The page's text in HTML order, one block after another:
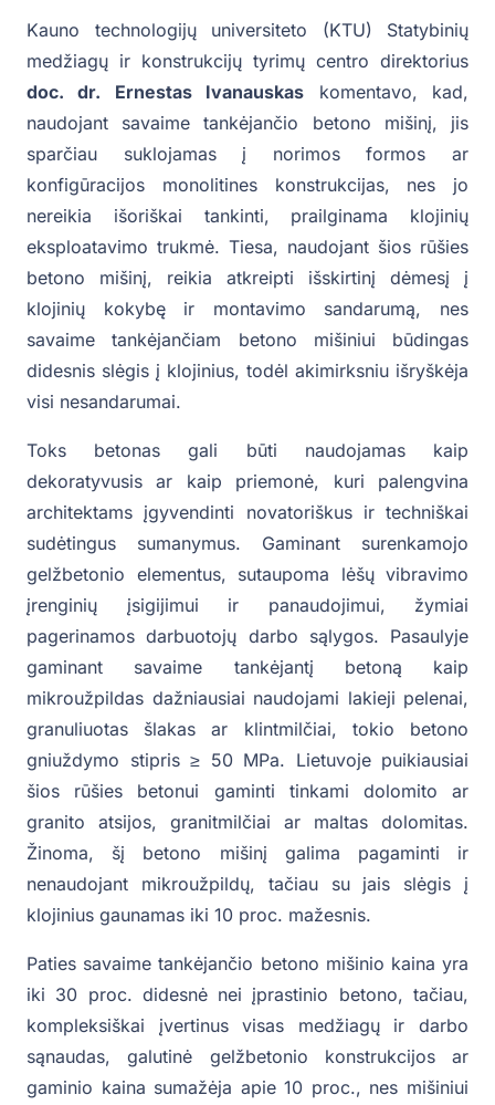
Kauno technologijų universiteto (KTU) Statybinių
medžiagų ir konstrukcijų tyrimų centro direktorius
doc. dr. Ernestas Ivanauskas komentavo, kad,
naudojant savaime tankėjančio betono mišinį, jis
sparčiau suklojamas į norimos formos ar
konfigūracijos monolitines konstrukcijas, nes jo
nereikia išoriškai tankinti, prailginama klojinių
eksploatavimo trukmė. Tiesa, naudojant šios rūšies
betono mišinį, reikia atkreipti išskirtinį dėmesį į
klojinių kokybę ir montavimo sandarumą, nes
savaime tankėjančiam betono mišiniui būdingas
didesnis slėgis į klojinius, todėl akimirksniu išryškėja
visi nesandarumai.
Toks betonas gali būti naudojamas kaip
dekoratyvusis ar kaip priemonė, kuri palengvina
architektams įgyvendinti novatoriškus ir techniškai
sudėtingus sumanymus. Gaminant surenkamojo
gelžbetonio elementus, sutaupoma lėšų vibravimo
įrenginių įsigijimui ir panaudojimui, žymiai
pagerinamos darbuotojų darbo sąlygos. Pasaulyje
gaminant savaime tankėjantį betoną kaip
mikroužpildas dažniausiai naudojami lakieji pelenai,
granuliuotas šlakas ar klintmilčiai, tokio betono
gniuždymo stipris ≥ 50 MPa. Lietuvoje puikiausiai
šios rūšies betonui gaminti tinkami dolomito ar
granito atsijos, granitmilčiai ar maltas dolomitas.
Žinoma, šį betono mišinį galima pagaminti ir
nenaudojant mikroužpildų, tačiau su jais slėgis į
klojinius gaunamas iki 10 proc. mažesnis.
Paties savaime tankėjančio betono mišinio kaina yra
iki 30 proc. didesnė nei įprastinio betono, tačiau,
kompleksiškai įvertinus visas medžiagų ir darbo
sąnaudas, galutinė gelžbetonio konstrukcijos ar
gaminio kaina sumažėja apie 10 proc., nes mišiniui